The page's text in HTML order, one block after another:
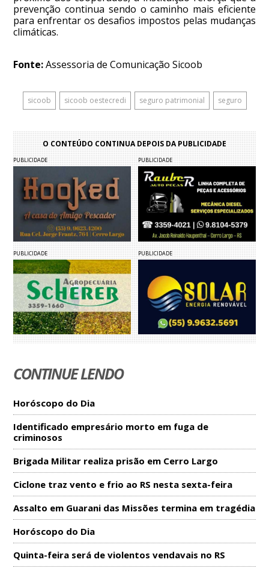
prevenção continua sendo o caminho mais eficiente
para enfrentar os desafios impostos pelas mudanças
climáticas.
Fonte:Assessoria de Comunicação Sicoob
sicoob sicoob oestecredi seguro patrimonial seguro
O CONTEÚDO CONTINUA DEPOIS DA PUBLICIDADE
PUBLICIDADE PUBLICIDADE
PUBLICIDADE PUBLICIDADE
CONTINUE LENDO
Horóscopo do Dia
Identificado empresário morto em fuga de
criminosos
Brigada Militar realiza prisão em Cerro Largo
Ciclone traz vento e frio ao RS nesta sexta-feira
Assalto em Guarani das Missões termina em tragédia
Horóscopo do Dia
Quinta-feira será de violentos vendavais no RS